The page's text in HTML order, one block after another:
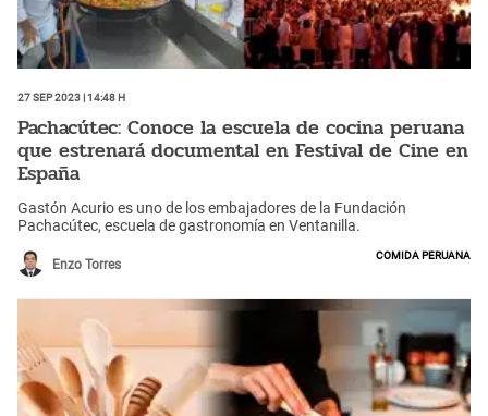
27 Sep 2023 | 14:48 h
Pachacútec: Conoce la escuela de cocina peruana
que estrenará documental en Festival de Cine en
España
Gastón Acurio es uno de los embajadores de la Fundación
Pachacútec, escuela de gastronomía en Ventanilla.
Enzo Torres
Comida peruana